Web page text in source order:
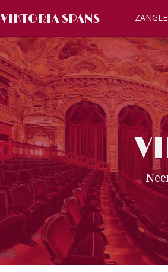
VIKTORIA SPANS